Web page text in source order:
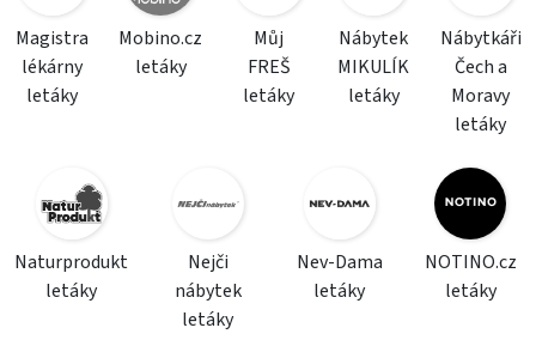
Magistra
lékárny
letáky
Mobino.cz
letáky
Můj
FREŠ
letáky
Nábytek
MIKULÍK
letáky
Nábytkáři
Čech a
Moravy
letáky
Naturprodukt
letáky
Nejči
nábytek
letáky
Nev-Dama
letáky
NOTINO.cz
letáky